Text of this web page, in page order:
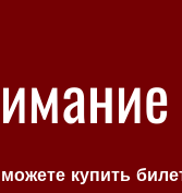
купить